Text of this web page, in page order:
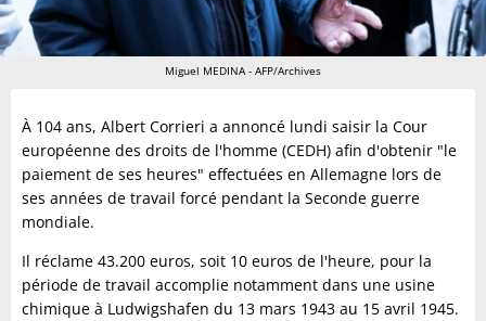
Miguel MEDINA - AFP/Archives
À 104 ans, Albert Corrieri a annoncé lundi saisir la Cour
européenne des droits de l'homme (CEDH) afin d'obtenir "le
paiement de ses heures" effectuées en Allemagne lors de
ses années de travail forcé pendant la Seconde guerre
mondiale.
Il réclame 43.200 euros, soit 10 euros de l'heure, pour la
période de travail accomplie notamment dans une usine
chimique à Ludwigshafen du 13 mars 1943 au 15 avril 1945.